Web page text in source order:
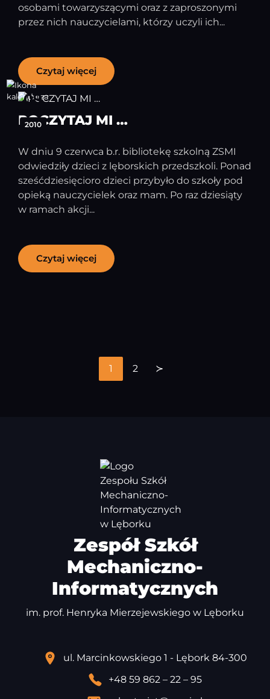
osobami towarzyszącymi oraz z zaproszonymi
przez nich nauczycielami, którzy uczyli ich...
Czytaj więcej
09
2010
POCZYTAJ MI …
W dniu 9 czerwca b.r. bibliotekę szkolną ZSMI
odwiedziły dzieci z lęborskich przedszkoli. Ponad
sześćdziesięcioro dzieci przybyło do szkoły pod
opieką nauczycielek oraz mam. Po raz dziesiąty
w ramach akcji...
Czytaj więcej
Stronicowanie
1 2 ≻
Zespół Szkół
Mechaniczno-
Informatycznych
im. prof. Henryka Mierzejewskiego w Lęborku
ul. Marcinkowskiego 1 - Lębork 84-300
+48 59 862 – 22 – 95